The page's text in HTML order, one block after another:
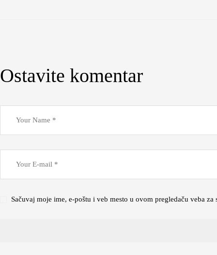
Ostavite komentar
Sačuvaj moje ime, e-poštu i veb mesto u ovom pregledaču veba za